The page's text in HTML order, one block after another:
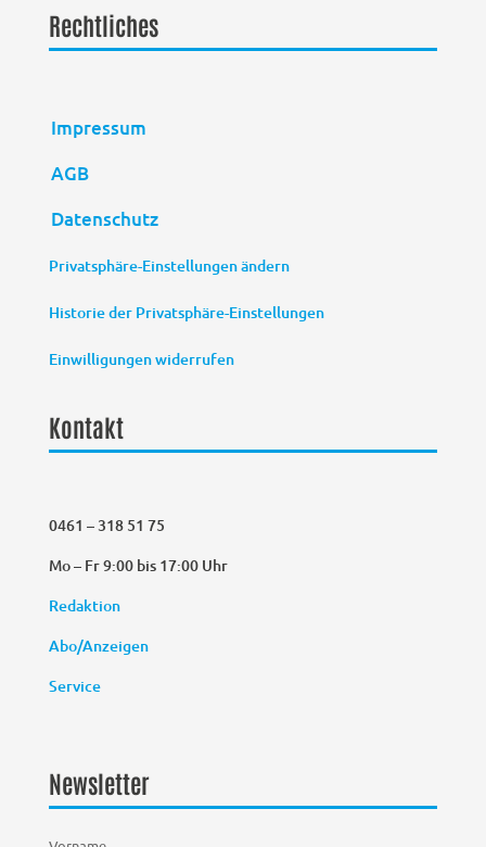
Rechtliches
Impressum
AGB
Datenschutz
Privatsphäre-Einstellungen ändern
Historie der Privatsphäre-Einstellungen
Einwilligungen widerrufen
Kontakt
0461 – 318 51 75
Mo – Fr 9:00 bis 17:00 Uhr
Redaktion
Abo/Anzeigen
Service
Newsletter